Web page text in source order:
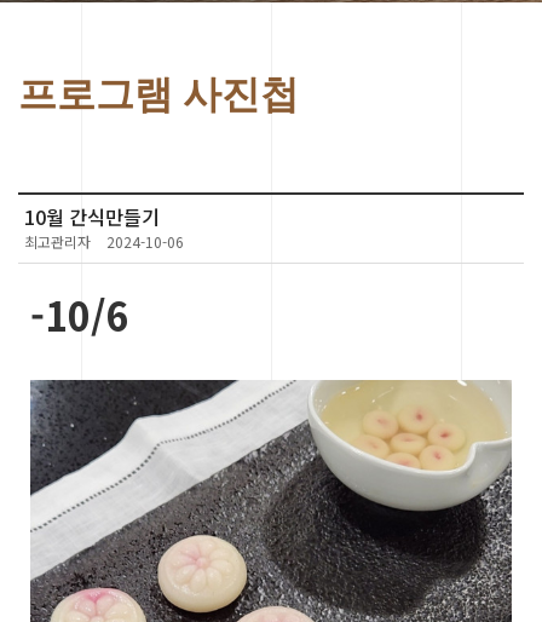
프로그램 사진첩
10월 간식만들기
최고관리자 2024-10-06
-10/6